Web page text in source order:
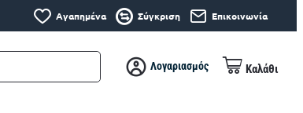
Αγαπημένα Σύγκριση Επικοινωνία
Λογαριασμός Καλάθι